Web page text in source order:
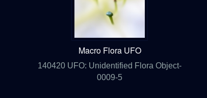
Macro Flora UFO
140420 UFO: Unidentified Flora Object-
0009-5